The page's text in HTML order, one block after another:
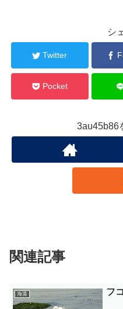
シ
Twitter
Pocket
3au45b86
関連記事
海藻 フ